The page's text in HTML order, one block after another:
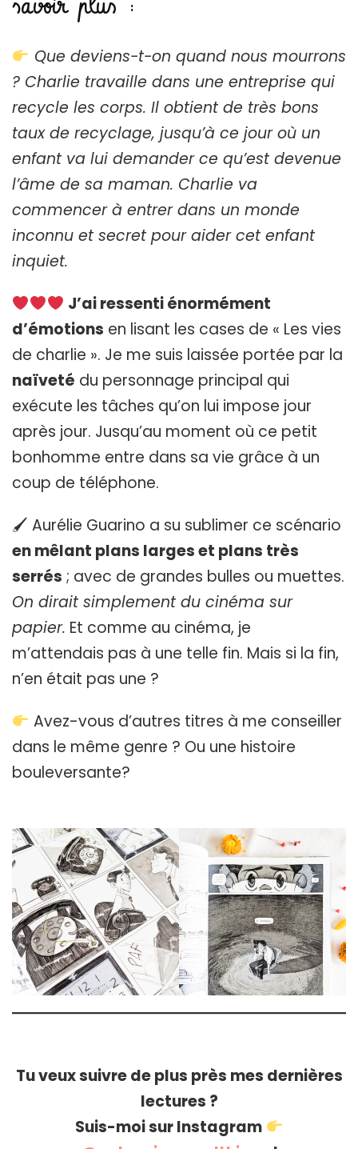
Que deviens-t-on quand nous mourrons
? Charlie travaille dans une entreprise qui
recycle les corps. Il obtient de très bons
taux de recyclage, jusqu’à ce jour où un
enfant va lui demander ce qu’est devenue
l’âme de sa maman. Charlie va
commencer à entrer dans un monde
inconnu et secret pour aider cet enfant
inquiet.
J’ai ressenti énormément
d’émotions en lisant les cases de « Les vies
de charlie ». Je me suis laissée portée par la
naïveté du personnage principal qui
exécute les tâches qu’on lui impose jour
après jour. Jusqu’au moment où ce petit
bonhomme entre dans sa vie grâce à un
coup de téléphone.
🖌 Aurélie Guarino a su sublimer ce scénario
en mêlant plans larges et plans très
serrés ; avec de grandes bulles ou muettes.
On dirait simplement du cinéma sur
papier. Et comme au cinéma, je
m’attendais pas à une telle fin. Mais si la fin,
n’en était pas une ?
Avez-vous d’autres titres à me conseiller
dans le même genre ? Ou une histoire
bouleversante?
Tu veux suivre de plus près mes dernières
lectures ?
Suis-moi sur Instagram